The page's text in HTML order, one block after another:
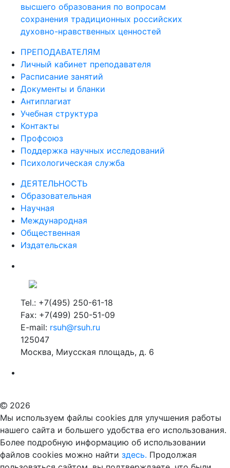
высшего образования по вопросам
сохранения традиционных российских
духовно-нравственных ценностей
ПРЕПОДАВАТЕЛЯМ
Личный кабинет преподавателя
Расписание занятий
Документы и бланки
Антиплагиат
Учебная структура
Контакты
Профсоюз
Поддержка научных исследований
Психологическая служба
ДЕЯТЕЛЬНОСТЬ
Образовательная
Научная
Международная
Общественная
Издательская
Tel.: +7(495) 250-61-18
Fax: +7(499) 250-51-09
E-mail: rsuh@rsuh.ru
125047
Москва, Миусская площадь, д. 6
2026
Мы используем файлы cookies для улучшения работы
нашего сайта и большего удобства его использования.
Более подробную информацию об использовании
файлов cookies можно найти здесь. Продолжая